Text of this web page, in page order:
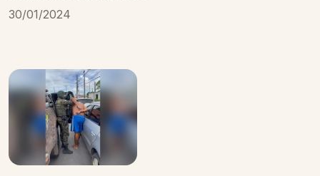
30/01/2024